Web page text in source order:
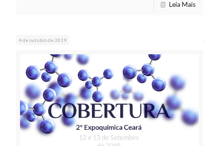
Leia Mais
4 de outubro de 2019